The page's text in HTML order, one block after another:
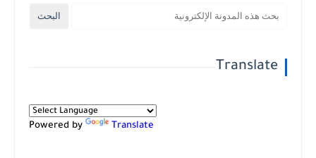
Translate
Powered by Translate